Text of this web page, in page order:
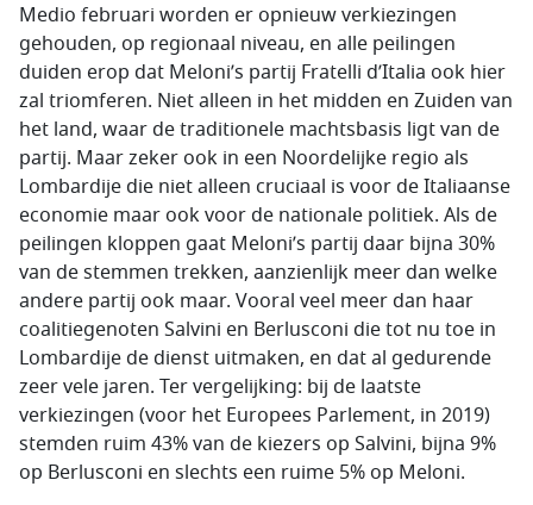
Medio februari worden er opnieuw verkiezingen
gehouden, op regionaal niveau, en alle peilingen
duiden erop dat Meloni’s partij Fratelli d’Italia ook hier
zal triomferen. Niet alleen in het midden en Zuiden van
het land, waar de traditionele machtsbasis ligt van de
partij. Maar zeker ook in een Noordelijke regio als
Lombardije die niet alleen cruciaal is voor de Italiaanse
economie maar ook voor de nationale politiek. Als de
peilingen kloppen gaat Meloni’s partij daar bijna 30%
van de stemmen trekken, aanzienlijk meer dan welke
andere partij ook maar. Vooral veel meer dan haar
coalitiegenoten Salvini en Berlusconi die tot nu toe in
Lombardije de dienst uitmaken, en dat al gedurende
zeer vele jaren. Ter vergelijking: bij de laatste
verkiezingen (voor het Europees Parlement, in 2019)
stemden ruim 43% van de kiezers op Salvini, bijna 9%
op Berlusconi en slechts een ruime 5% op Meloni.